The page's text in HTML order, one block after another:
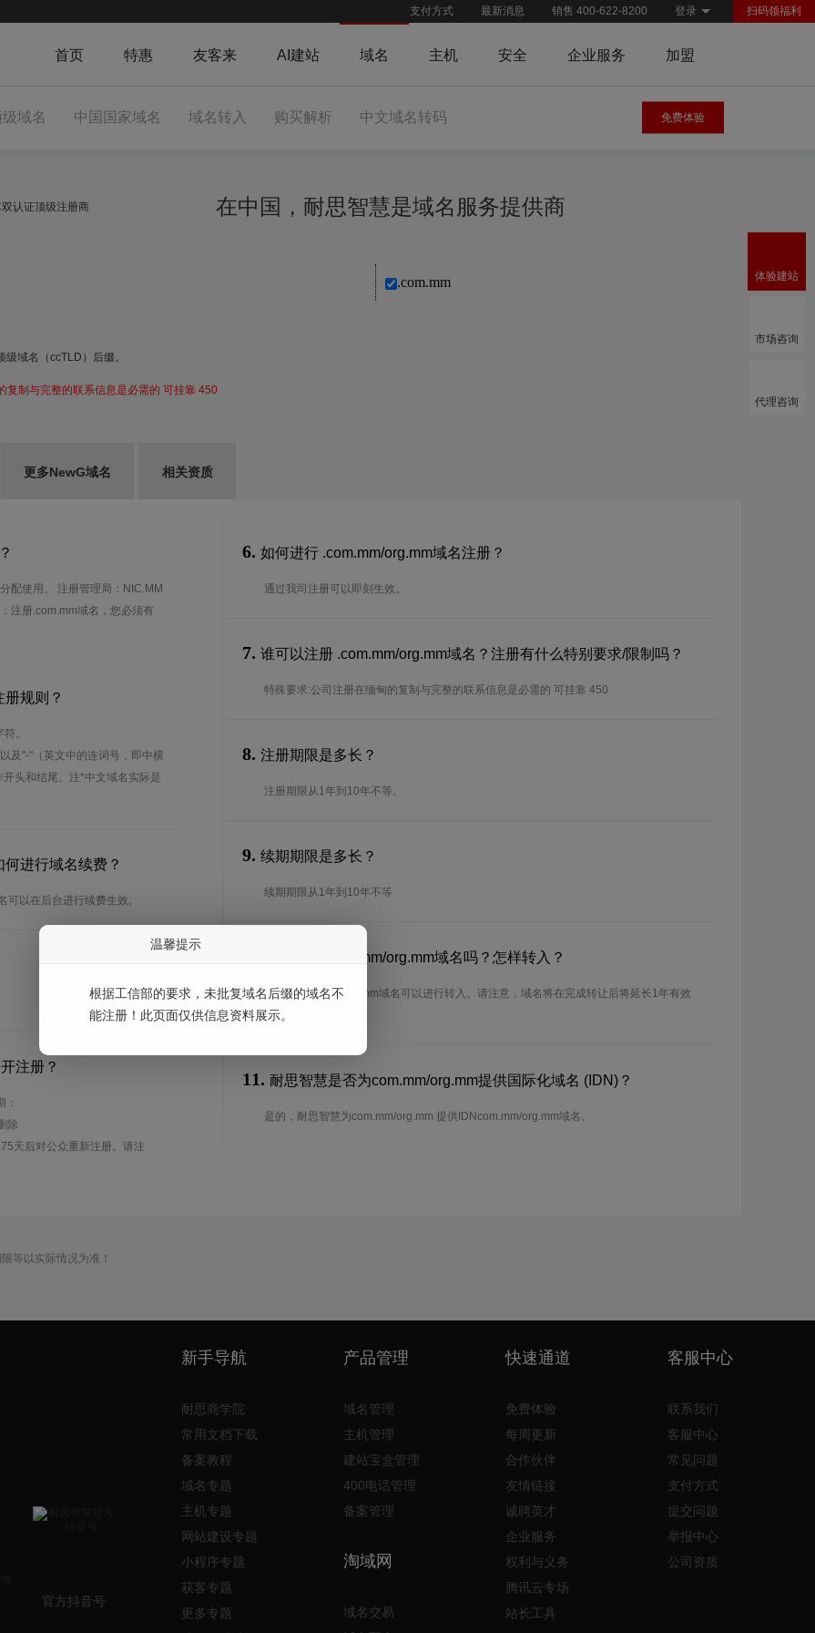
扫码领福利
登录
销售 400-622-8200
最新消息
支付方式
首页 特惠 友客来 AI建站 域名 主机 安全 企业服务 加盟
域名 中国国家域名 域名转入 购买解析 中文域名转码 免费体验
认证顶级注册商 在中国，耐思智慧是域名服务提供商
.com.mm
域名（ccTLD）后缀。
复制与完整的联系信息是必需的 可挂靠 450
更多NewG域名 相关资质
配使用。 注册管理局：NIC.MM
注册.com.mm域名，您必须有
规则？
。
及"-"（英文中的连词号，即中横
头和结尾。注*中文域名实际是
进行域名续费？
以在后台进行续费生效。
注册？
：
除
天后对公众重新注册。请注
6. 如何进行 .com.mm/org.mm域名注册？
通过我司注册可以即刻生效。
7. 谁可以注册 .com.mm/org.mm域名？注册有什么特别要求/限制吗？
特殊要求:公司注册在缅甸的复制与完整的联系信息是必需的 可挂靠 450
8. 注册期限是多长？
注册期限从1年到10年不等。
9. 续期期限是多长？
续期期限从1年到10年不等
可以转入com.mm/org.mm域名吗？怎样转入？
是的，com.mm/org.mm域名可以进行转入。请注意，域名将在完成转让后将延长1年有效
期。
11. 耐思智慧是否为com.mm/org.mm提供国际化域名 (IDN)？
是的，耐思智慧为com.mm/org.mm 提供IDNcom.mm/org.mm域名。
等以实际情况为准！
官方抖音号
新手导航
耐思商学院
常用文档下载
备案教程
域名专题
主机专题
网站建设专题
小程序专题
获客专题
更多专题
产品管理
域名管理
主机管理
建站宝盒管理
400电话管理
备案管理
淘域网
域名交易
快速通道
免费体验
每周更新
合作伙伴
友情链接
诚聘英才
企业服务
权利与义务
腾讯云专场
站长工具
客服中心
联系我们
客服中心
常见问题
支付方式
提交问题
举报中心
公司资质
体验建站
市场咨询
代理咨询
温馨提示
根据工信部的要求，未批复域名后缀的域名不
能注册！此页面仅供信息资料展示。